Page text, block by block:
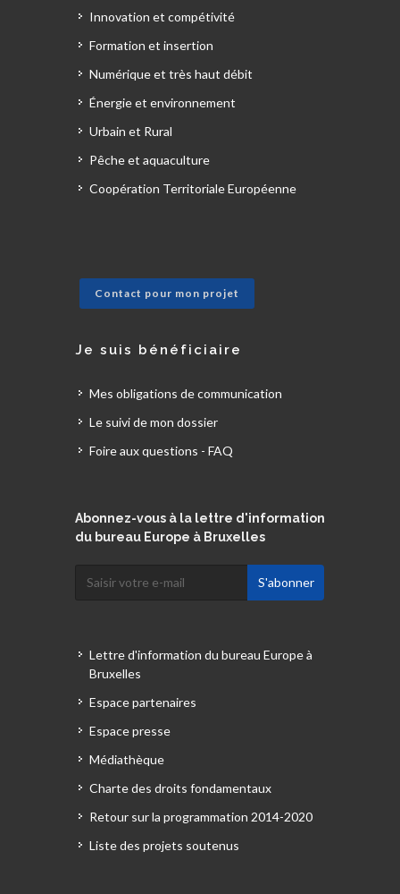
Innovation et compétivité
Formation et insertion
Numérique et très haut débit
Énergie et environnement
Urbain et Rural
Pêche et aquaculture
Coopération Territoriale Européenne
Contact pour mon projet
Je suis bénéficiaire
Mes obligations de communication
Le suivi de mon dossier
Foire aux questions - FAQ
Abonnez-vous à la lettre d'information
du bureau Europe à Bruxelles
Lettre d'information du bureau Europe à
Bruxelles
Espace partenaires
Espace presse
Médiathèque
Charte des droits fondamentaux
Retour sur la programmation 2014-2020
Liste des projets soutenus